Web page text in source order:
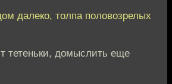
далеко, толпа половозрелых
тетеньки, домыслить еще